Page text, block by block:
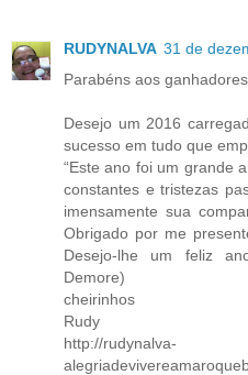
RUDYNALVA 31 de
Parabéns aos
Desejo um 2016
sucesso em tudo que
“Este ano foi um grande
constantes e tristezas
imensamente sua
Obrigado por me
Desejo-lhe um feliz
Demore)
cheirinhos
Rudy
http://rudynalva-